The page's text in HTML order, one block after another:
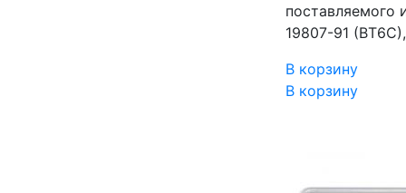
поставляемого
19807-91
В корзину
В корзину